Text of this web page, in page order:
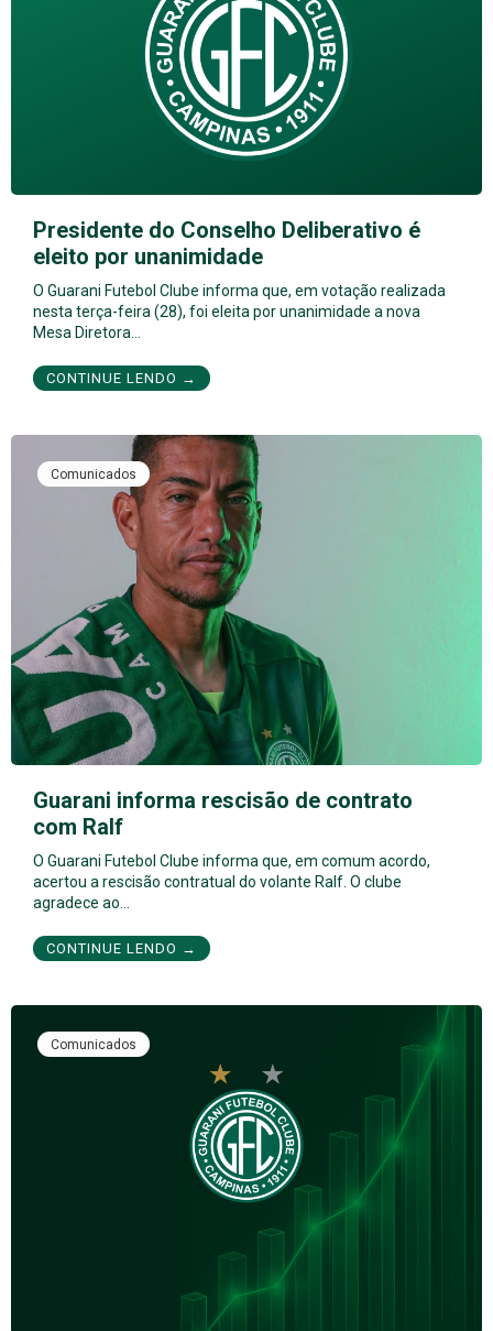
Presidente do Conselho Deliberativo é
eleito por unanimidade
O Guarani Futebol Clube informa que, em votação realizada
nesta terça-feira (28), foi eleita por unanimidade a nova
Mesa Diretora…
CONTINUE LENDO →
Comunicados
Guarani informa rescisão de contrato
com Ralf
O Guarani Futebol Clube informa que, em comum acordo,
acertou a rescisão contratual do volante Ralf. O clube
agradece ao…
CONTINUE LENDO →
Comunicados